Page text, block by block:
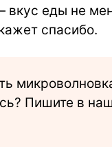
вкус еды не
спасибо.
Пишите в